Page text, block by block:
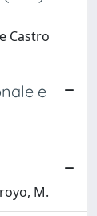
Castro
e
M.